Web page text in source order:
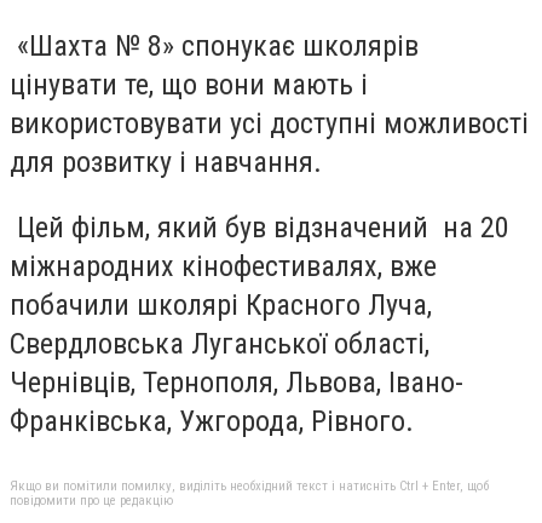
«Шахта № 8» спонукає школярів
цінувати те, що вони мають і
використовувати усі доступні можливості
для розвитку і навчання.
Цей фільм, який був відзначений на 20
міжнародних кінофестивалях, вже
побачили школярі Красного Луча,
Свердловська Луганської області,
Чернівців, Тернополя, Львова, Івано-
Франківська, Ужгорода, Рівного.
Якщо ви помітили помилку, виділіть необхідний текст і натисніть Ctrl + Enter, щоб
повідомити про це редакцію